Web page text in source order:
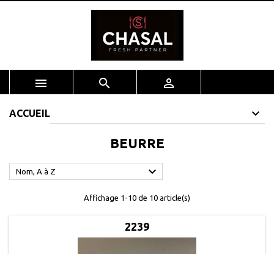
  
ACCUEIL
BEURRE
Nom, A à Z 
Affichage 1-10 de 10 article(s)
2239